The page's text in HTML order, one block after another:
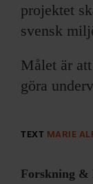
projektet
svensk
Målet är
göra
TEXT MARIE
Forskning &